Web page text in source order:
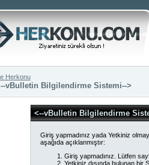
Herkonu
vBulletin Bilgilendirme Sistemi-->
<--vBulletin Bilgilendirme
Giriş yapmadınız yada Yetkiniz
aşağıda açıklanmıştır:
Giriş yapmadınız. Lütfen
Yetkiniz dışında bulunan